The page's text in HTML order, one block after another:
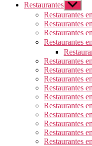
Restaurantes Mostrar
el
Restaurantes
Restaurantes
Restaurantes
Restaurantes
Restaurantes
Restaurantes
Restaurantes
Restaurantes
Restaurantes
Restaurantes
Restaurantes
Restaurantes
Restaurantes
Restaurantes